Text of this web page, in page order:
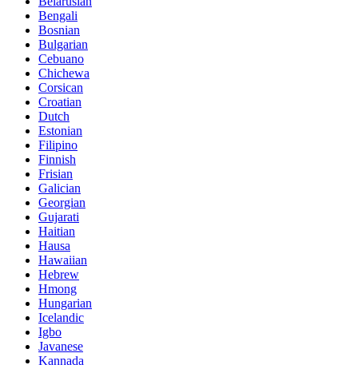
Bengali
Bosnian
Bulgarian
Cebuano
Chichewa
Corsican
Croatian
Dutch
Estonian
Filipino
Finnish
Frisian
Galician
Georgian
Gujarati
Haitian
Hausa
Hawaiian
Hebrew
Hmong
Hungarian
Icelandic
Igbo
Javanese
Kannada